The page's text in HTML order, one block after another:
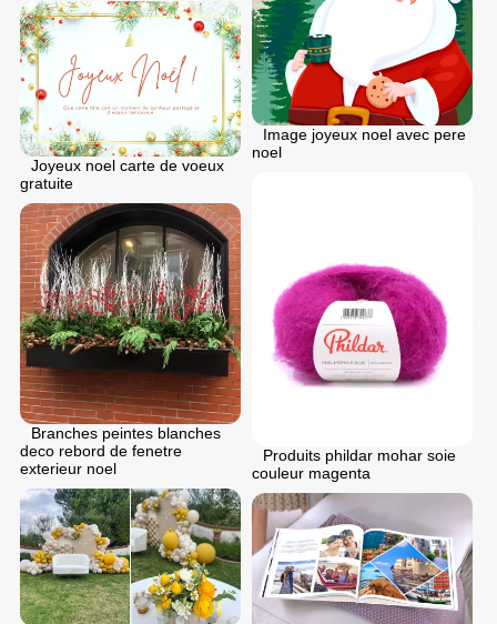
Image joyeux noel avec pere
noel
Joyeux noel carte de voeux
gratuite
Produits phildar mohar soie
couleur magenta
Branches peintes blanches
deco rebord de fenetre
exterieur noel